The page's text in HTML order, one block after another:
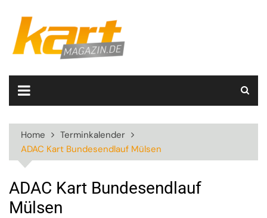
content
Home
Terminkalender
ADAC Kart Bundesendlauf Mülsen
ADAC Kart Bundesendlauf
Mülsen